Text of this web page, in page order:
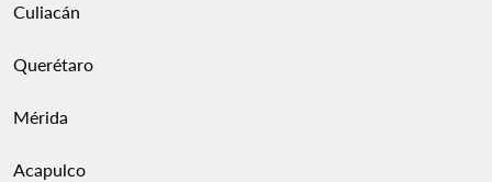
Culiacán
Querétaro
Mérida
Acapulco